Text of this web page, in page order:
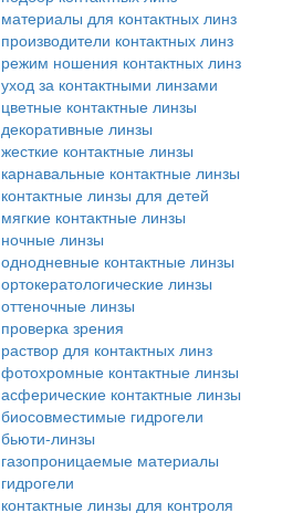
материалы для контактных линз
производители контактных линз
режим ношения контактных линз
уход за контактными линзами
цветные контактные линзы
декоративные линзы
жесткие контактные линзы
карнавальные контактные линзы
контактные линзы для детей
мягкие контактные линзы
ночные линзы
однодневные контактные линзы
ортокератологические линзы
оттеночные линзы
проверка зрения
раствор для контактных линз
фотохромные контактные линзы
асферические контактные линзы
биосовместимые гидрогели
бьюти-линзы
газопроницаемые материалы
гидрогели
контактные линзы для контроля